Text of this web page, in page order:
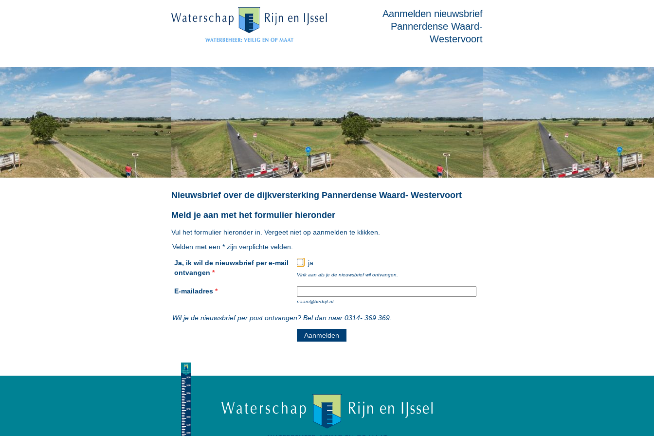
Aanmelden nieuwsbrief
Pannerdense Waard-
Westervoort
Nieuwsbrief over de dijkversterking Pannerdense Waard- Westervoort
Meld je aan met het formulier hieronder
Vul het formulier hieronder in. Vergeet niet op aanmelden te klikken.
Velden met een * zijn verplichte velden.
Ja, ik wil de nieuwsbrief per e-mail
ontvangen *
ja
Vink aan als je de nieuwsbrief wil ontvangen.
E-mailadres *
naam@bedrijf.nl
Wil je de nieuwsbrief per post ontvangen? Bel dan naar 0314- 369 369.